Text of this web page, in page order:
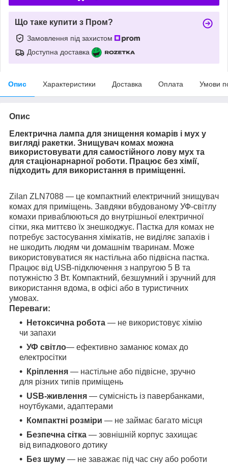
Що таке купити з Пром?
Замовлення під захистом
Доступна доставка
Опис Характеристики Доставка Оплата Умови
Опис
Електрична лампа для знищення комарів і мух у
вигляді ракетки. Знищувач комах можна
використовувати для самостійного лову мух та
для стаціонарнарної роботи. Працює без хімії,
підходить для використання в приміщенні.
Zilan ZLN7088 — це компактний електричний знищувач
комах для приміщень. Завдяки вбудованому УФ-світлу
комахи приваблюються до внутрішньої електричної
сітки, яка миттєво їх знешкоджує. Пастка для комах не
потребує застосування хімікатів, не виділяє запахів і
не шкодить людям чи домашнім тваринам. Може
використовуватися як настільна або підвісна пастка.
Працює від USB-підключення з напругою 5 В та
потужністю 3 Вт. Компактний, безшумний і зручний для
використання вдома, в офісі або в туристичних
умовах.
Переваги:
Нетоксична робота — не використовує хімію
чи запахи
УФ світло— ефективно заманює комах до
електросітки
Кріплення — настільне або підвісне, зручно
для різних типів приміщень
USB-живлення — сумісність із павербанками,
ноутбуками, адаптерами
Компактні розміри — не займає багато місця
Безпечна сітка — зовнішній корпус захищає
від випадкового дотику
Без шуму — не заважає під час сну або роботи